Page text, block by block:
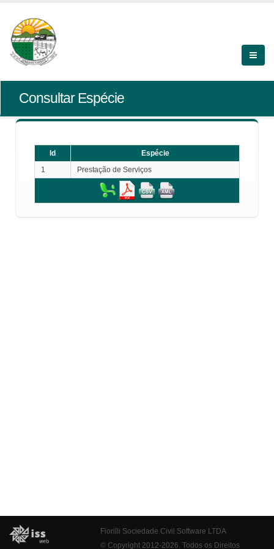
Consultar Espécie
Id
Espécie
1
Prestação de Serviços
Fiorilli Sociedade Civil Software LTDA
© Copyright 2012-2026. Todos os Direitos